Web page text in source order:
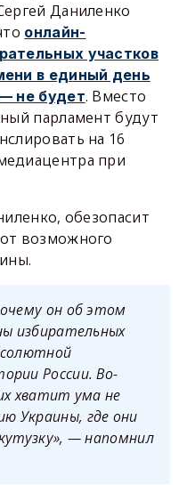
Даниленко
онлайн-
участков
в единый день
не будет. Вместо
парламент будут
на 16
при
обезопасит
возможного
он об этом
избирательных
России. Во-
хватит ума не
Украины, где они
— напомнил